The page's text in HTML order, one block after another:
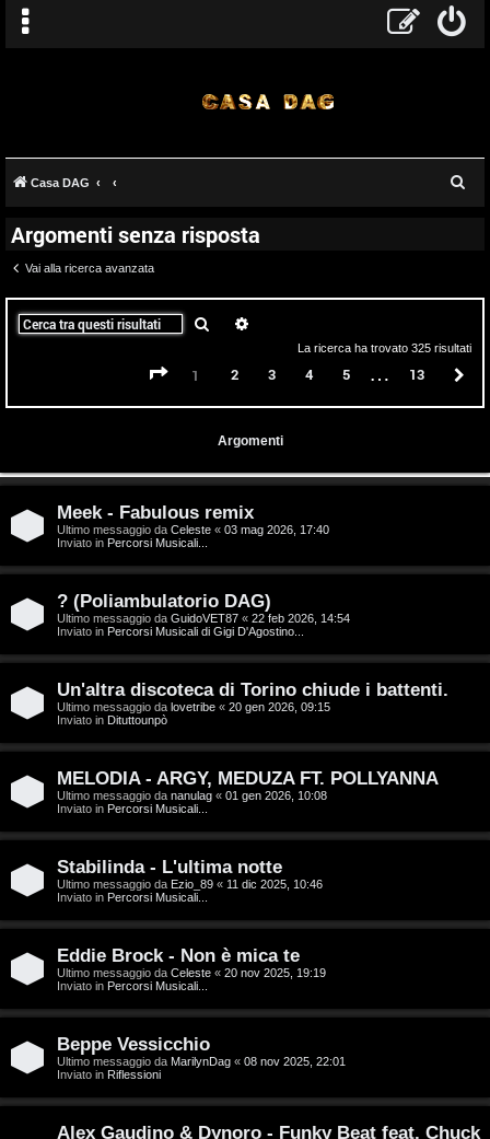
A
r
g
o
m
e
n
t
i
s
e
n
z
a
r
Casa DAG
Argomenti senza risposta
Vai alla ricerca avanzata
Cerca
La ricerca ha trovato 325 risultati
Pagina di
1 2 3 4 5 … 13
Argomenti
Meek - Fabulous remix
Ultimo messaggio da Celeste « 03 mag 2026, 17:40
Inviato in Percorsi Musicali...
? (Poliambulatorio DAG)
Ultimo messaggio da GuidoVET87 « 22 feb 2026, 14:54
Inviato in Percorsi Musicali di Gigi D'Agostino...
Un'altra discoteca di Torino chiude i battenti.
Ultimo messaggio da lovetribe « 20 gen 2026, 09:15
Inviato in Dituttounpò
MELODIA - ARGY, MEDUZA FT. POLLYANNA
Ultimo messaggio da nanulag « 01 gen 2026, 10:08
Inviato in Percorsi Musicali...
Stabilinda - L'ultima notte
Ultimo messaggio da Ezio_89 « 11 dic 2025, 10:46
Inviato in Percorsi Musicali...
Eddie Brock - Non è mica te
Ultimo messaggio da Celeste « 20 nov 2025, 19:19
Inviato in Percorsi Musicali...
Beppe Vessicchio
Ultimo messaggio da MarilynDag « 08 nov 2025, 22:01
Inviato in Riflessioni
Alex Gaudino & Dynoro - Funky Beat feat. Chuck
T
o
p
i
c
A
t
t
i
v
i
G
i
g
D
'